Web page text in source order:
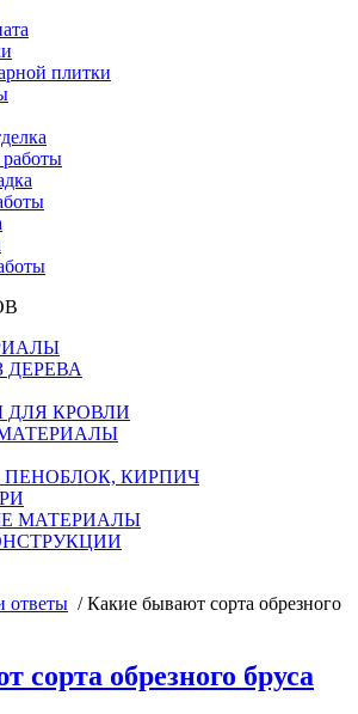
плитки
работы
ДЕРЕВА
КРОВЛИ
ПЕНОБЛОК, КИРПИЧ
МАТЕРИАЛЫ
ответы /Какие бывают сорта обрезного
сорта обрезного бруса